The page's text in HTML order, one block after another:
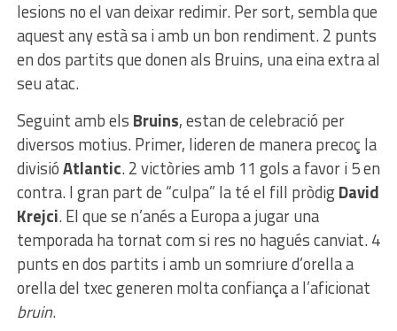
lesions no el van deixar redimir. Per sort, sembla que
aquest any està sa i amb un bon rendiment. 2 punts
en dos partits que donen als Bruins, una eina extra al
seu atac.
Seguint amb els Bruins, estan de celebració per
diversos motius. Primer, lideren de manera precoç la
divisióAtlantic. 2 victòries amb 11 gols a favor i 5 en
contra. I gran part de “culpa” la té el fill pròdigDavid
Krejci. El que se n’anés a Europa a jugar una
temporada ha tornat com si res no hagués canviat. 4
punts en dos partits i amb un somriure d’orella a
orella del txec generen molta confiança a l’aficionat
bruin.